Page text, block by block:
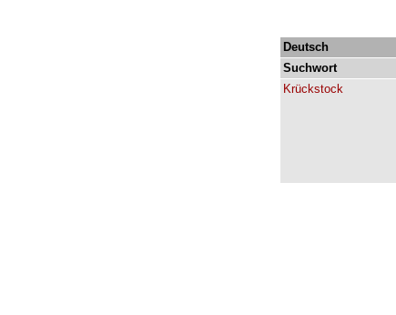
Deutsch
Suchwort
Krückstock